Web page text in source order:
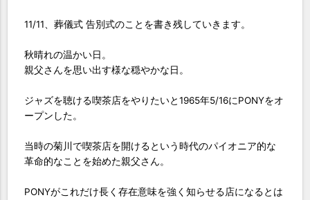
11/11、葬儀式 告別式のことを書き残していきます。
秋晴れの温かい日。
親父さんを思い出す様な穏やかな日。
ジャズを聴ける喫茶店をやりたいと1965年5/16にPONYをオ
ープンした。
当時の菊川で喫茶店を開けるという時代のパイオニア的な
革命的なことを始めた親父さん。
PONYがこれだけ長く存在意味を強く知らせる店になるとは